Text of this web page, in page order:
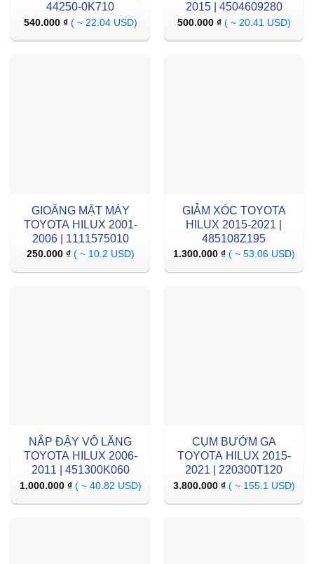
44250-0K710
540.000 ₫ ( ~ 22.04 USD)
2015 | 4504609280
500.000 ₫ ( ~ 20.41 USD)
GIOĂNG MẶT MÁY
TOYOTA HILUX 2001-
2006 | 1111575010
250.000 ₫ ( ~ 10.2 USD)
GIẢM XÓC TOYOTA
HILUX 2015-2021 |
485108Z195
1.300.000 ₫ ( ~ 53.06 USD)
NẮP ĐẬY VÔ LĂNG
TOYOTA HILUX 2006-
2011 | 451300K060
1.000.000 ₫ ( ~ 40.82 USD)
CỤM BƯỚM GA
TOYOTA HILUX 2015-
2021 | 220300T120
3.800.000 ₫ ( ~ 155.1 USD)